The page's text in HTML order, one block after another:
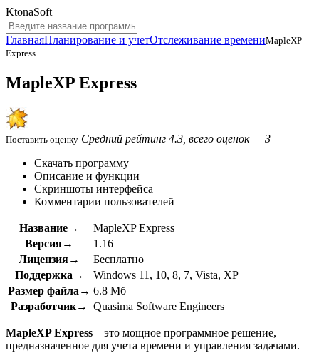
KtonaSoft
ГлавнаяПланирование и учетОтслеживание времениMapleXP
Express
MapleXP Express
Поставить оценку Средний рейтинг 4.3, всего оценок — 3
Скачать программу
Описание и функции
Скриншоты интерфейса
Комментарии пользователей
Название→
MapleXP Express
Версия→
1.16
Лицензия→
Бесплатно
Поддержка→
Windows 11, 10, 8, 7, Vista, XP
Размер файла→ 6.8 Мб
Разработчик→
Quasima Software Engineers
MapleXP Express – это мощное программное решение,
предназначенное для учета времени и управления задачами.